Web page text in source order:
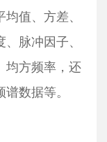
值、方差、
脉冲因子、
均方频率，还
数据等。